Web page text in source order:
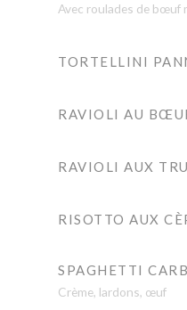
Avec roulades de bœuf
TORTELLINI
RAVIOLI AU
RAVIOLI AUX
RISOTTO AUX
SPAGHETTI
Crème, lardons, œuf